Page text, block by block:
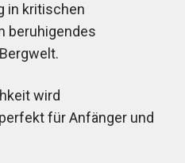
in kritischen
beruhigendes
wird
für Anfänger und